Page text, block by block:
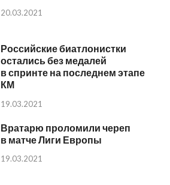
20.03.2021
Российские биатлонистки
остались без медалей
в спринте на последнем этапе
КМ
19.03.2021
Вратарю проломили череп
в матче Лиги Европы
19.03.2021